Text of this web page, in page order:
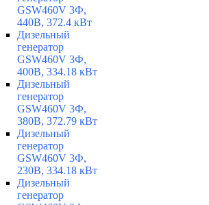
GSW460V 3Ф,
440В, 372.4 кВт
Дизельный
генератор
GSW460V 3Ф,
400В, 334.18 кВт
Дизельный
генератор
GSW460V 3Ф,
380В, 372.79 кВт
Дизельный
генератор
GSW460V 3Ф,
230В, 334.18 кВт
Дизельный
генератор